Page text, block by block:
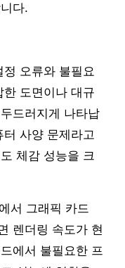
다.
오류와 불필요
도면이나 대규
드러지게 나타납
사양 문제라고
체감 성능을 크
서 그래픽 카드
렌더링 속도가 현
에서 불필요한 프